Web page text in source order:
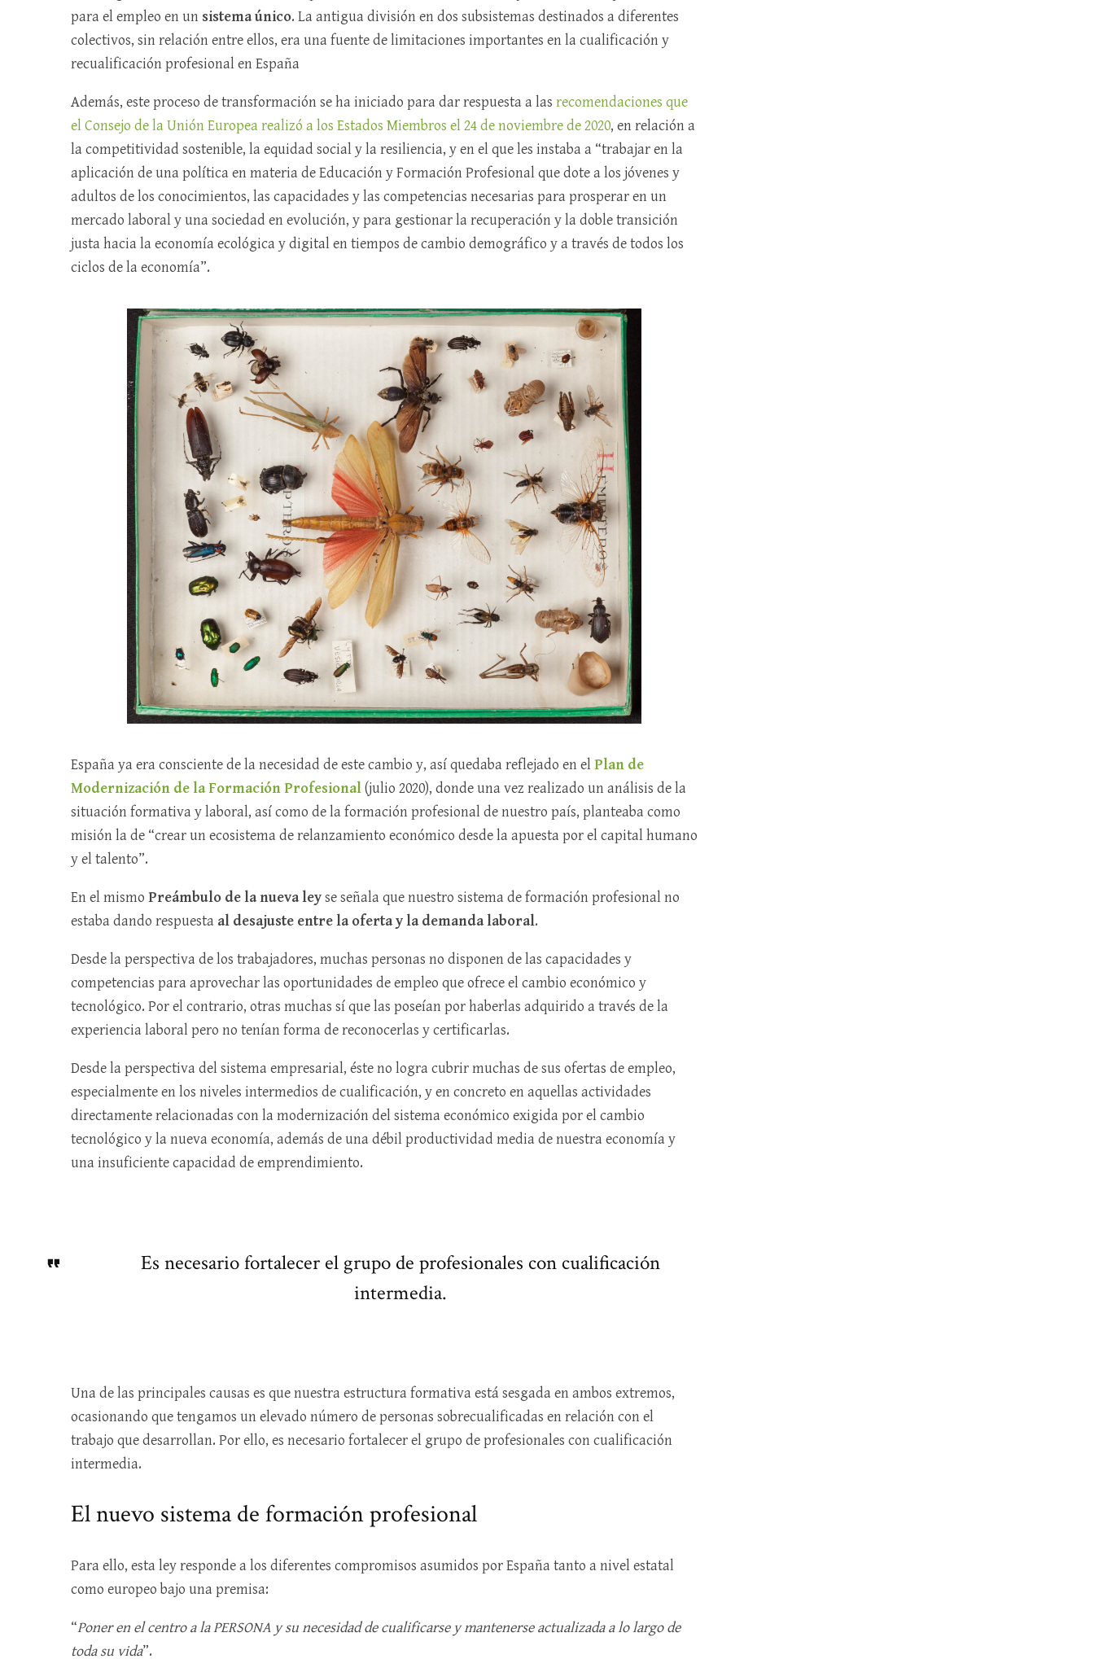
para el empleo en un sistema único. La antigua división en dos subsistemas destinados a diferentes
colectivos, sin relación entre ellos, era una fuente de limitaciones importantes en la cualificación y
recualificación profesional en España
Además, este proceso de transformación se ha iniciado para dar respuesta a las recomendaciones que
el Consejo de la Unión Europea realizó a los Estados Miembros el 24 de noviembre de 2020, en relación a
la competitividad sostenible, la equidad social y la resiliencia, y en el que les instaba a “trabajar en la
aplicación de una política en materia de Educación y Formación Profesional que dote a los jóvenes y
adultos de los conocimientos, las capacidades y las competencias necesarias para prosperar en un
mercado laboral y una sociedad en evolución, y para gestionar la recuperación y la doble transición
justa hacia la economía ecológica y digital en tiempos de cambio demográfico y a través de todos los
ciclos de la economía”.
España ya era consciente de la necesidad de este cambio y, así quedaba reflejado en elPlan de
Modernización de la Formación Profesional(julio 2020), donde una vez realizado un análisis de la
situación formativa y laboral, así como de la formación profesional de nuestro país, planteaba como
misión la de “crear un ecosistema de relanzamiento económico desde la apuesta por el capital humano
y el talento”.
En el mismo Preámbulo de la nueva leyse señala que nuestro sistema de formación profesional no
estaba dando respuesta al desajuste entre la oferta y la demanda laboral.
Desde la perspectiva de los trabajadores, muchas personas no disponen de las capacidades y
competencias para aprovechar las oportunidades de empleo que ofrece el cambio económico y
tecnológico. Por el contrario, otras muchas sí que las poseían por haberlas adquirido a través de la
experiencia laboral pero no tenían forma de reconocerlas y certificarlas.
Desde la perspectiva del sistema empresarial, éste no logra cubrir muchas de sus ofertas de empleo,
especialmente en los niveles intermedios de cualificación, y en concreto en aquellas actividades
directamente relacionadas con la modernización del sistema económico exigida por el cambio
tecnológico y la nueva economía, además de una débil productividad media de nuestra economía y
una insuficiente capacidad de emprendimiento.
Es necesario fortalecer el grupo de profesionales con cualificación
intermedia.
Una de las principales causas es que nuestra estructura formativa está sesgada en ambos extremos,
ocasionando que tengamos un elevado número de personas sobrecualificadas en relación con el
trabajo que desarrollan. Por ello, es necesario fortalecer el grupo de profesionales con cualificación
intermedia.
El nuevo sistema de formación profesional
Para ello, esta ley responde a los diferentes compromisos asumidos por España tanto a nivel estatal
como europeo bajo una premisa:
“Poner en el centro a la PERSONA y su necesidad de cualificarse y mantenerse actualizada a lo largo de
toda su vida”.